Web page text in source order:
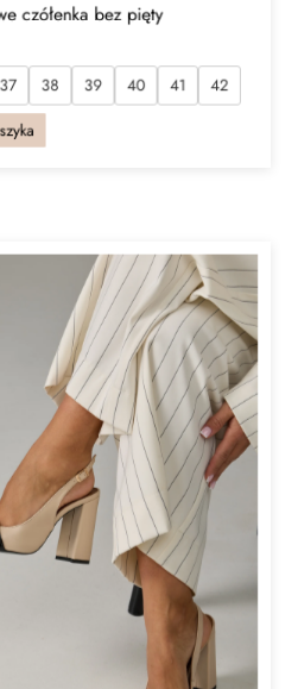
czółenka bez pięty
37 38 39 40 41
42